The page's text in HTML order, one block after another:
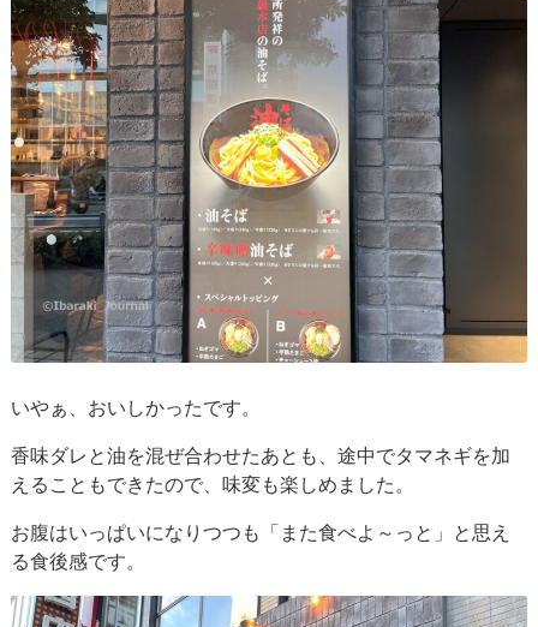
いやぁ、おいしかったです。
香味ダレと油を混ぜ合わせたあとも、途中でタマネギを加
えることもできたので、味変も楽しめました。
お腹はいっぱいになりつつも「また食べよ～っと」と思え
る食後感です。